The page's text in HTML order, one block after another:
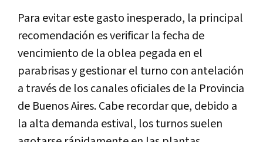
Para evitar este gasto inesperado, la principal
recomendación es verificar la fecha de
vencimiento de la oblea pegada en el
parabrisas y gestionar el turno con antelación
a través de los canales oficiales de la Provincia
de Buenos Aires. Cabe recordar que, debido a
la alta demanda estival, los turnos suelen